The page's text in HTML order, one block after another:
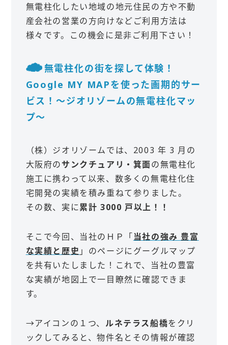
無電柱化したい地域の地元住民の方や不動
産会社の営業の方向けなどご利用方法は
様々です。この機会に是非ご利用下さい！
無電柱化の街を探して体験！
Google MY MAPを使った画期的サー
ビス！～ジオリゾームの無電柱化マッ
プ～
（株）ジオリゾームでは、2003 年 3 月の
大阪府のサンクチュアリ・箕面の無電柱化
施工に携わって以来、数多くの無電柱化住
宅開発の実績を積み重ねて参りました。
その数、実に累計 3000 戸以上！！
そこで今回、当社のＨＰ「当社の強み 豊富
な実績と歴史 」のページにグーグルマップ
を共有いたしました！これで、当社の豊富
な実績が地図上で一目瞭然に確認できま
す。
→アイコンの１つ、 ルネテラス船橋をクリ
ックしてみると、物件名とその情報が確認